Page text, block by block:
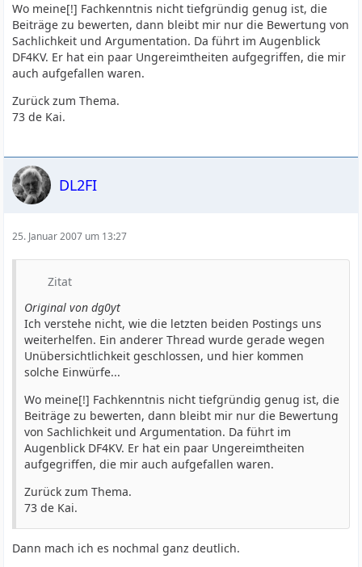
Wo meine[!] Fachkenntnis nicht tiefgründig genug ist, die
Beiträge zu bewerten, dann bleibt mir nur die Bewertung von
Sachlichkeit und Argumentation. Da führt im Augenblick
DF4KV. Er hat ein paar Ungereimtheiten aufgegriffen, die mir
auch aufgefallen waren.
Zurück zum Thema.
73 de Kai.
DL2FI
25. Januar 2007 um 13:27
Zitat
Original von dg0yt
Ich verstehe nicht, wie die letzten beiden Postings uns
weiterhelfen. Ein anderer Thread wurde gerade wegen
Unübersichtlichkeit geschlossen, und hier kommen
solche Einwürfe...
Wo meine[!] Fachkenntnis nicht tiefgründig genug ist, die
Beiträge zu bewerten, dann bleibt mir nur die Bewertung
von Sachlichkeit und Argumentation. Da führt im
Augenblick DF4KV. Er hat ein paar Ungereimtheiten
aufgegriffen, die mir auch aufgefallen waren.
Zurück zum Thema.
73 de Kai.
Dann mach ich es nochmal ganz deutlich.